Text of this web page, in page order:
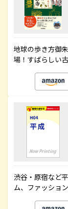
地球の歩き方御
場！すばらしい
渋谷・原宿など
ム、ファッショ